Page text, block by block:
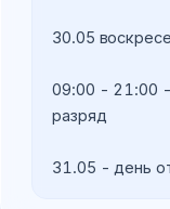
30.05
09:00 - 21:00 -
разряд
31.05 - день